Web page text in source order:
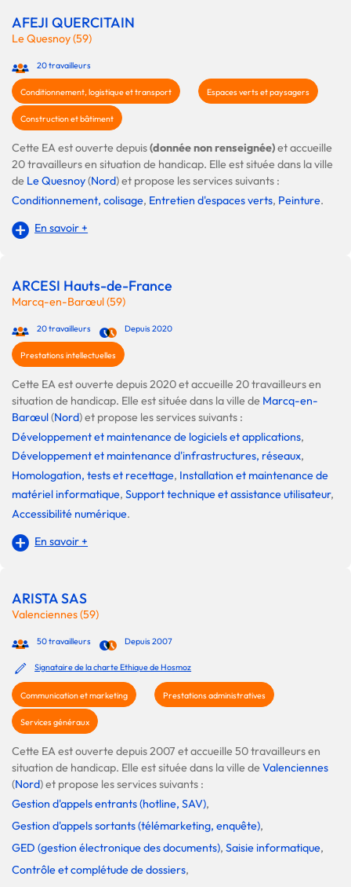
AFEJI QUERCITAIN
Le Quesnoy (59)
20 travailleurs
Conditionnement, logistique et transport Espaces verts et paysagers
Construction et bâtiment
Cette EA est ouverte depuis(donnée non renseignée)et accueille
20 travailleurs en situation de handicap. Elle est située dans la ville
de Le Quesnoy(Nord) et propose les services suivants :
Conditionnement, colisage, Entretien d'espaces verts, Peinture.
En savoir +
ARCESI Hauts-de-France
Marcq-en-Barœul (59)
20 travailleurs Depuis 2020
Prestations intellectuelles
Cette EA est ouverte depuis 2020 et accueille 20 travailleurs en
situation de handicap. Elle est située dans la ville de Marcq-en-
Barœul(Nord) et propose les services suivants :
Développement et maintenance de logiciels et applications,
Développement et maintenance d'infrastructures, réseaux,
Homologation, tests et recettage, Installation et maintenance de
matériel informatique, Support technique et assistance utilisateur,
Accessibilité numérique.
En savoir +
ARISTA SAS
Valenciennes (59)
50 travailleurs Depuis 2007
Signataire de la charte Ethique de Hosmoz
Communication et marketing Prestations administratives
Services généraux
Cette EA est ouverte depuis 2007 et accueille 50 travailleurs en
situation de handicap. Elle est située dans la ville deValenciennes
(Nord) et propose les services suivants :
Gestion d'appels entrants (hotline, SAV),
Gestion d'appels sortants (télémarketing, enquête),
GED (gestion électronique des documents), Saisie informatique,
Contrôle et complétude de dossiers,